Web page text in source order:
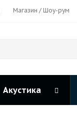
Магазин / Шоу-рум
Акустика